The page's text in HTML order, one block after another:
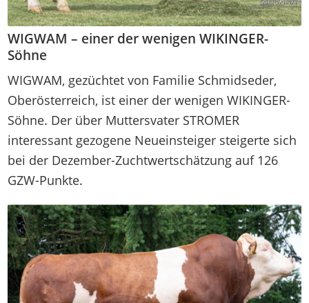
WIGWAM – einer der wenigen WIKINGER-
Söhne
WIGWAM, gezüchtet von Familie Schmidseder,
Oberösterreich, ist einer der wenigen WIKINGER-
Söhne. Der über Muttersvater STROMER
interessant gezogene Neueinsteiger steigerte sich
bei der Dezember-Zuchtwertschätzung auf 126
GZW-Punkte.